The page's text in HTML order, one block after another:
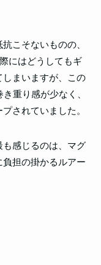
こそないものの、
にはどうしてもギ
まいますが、この
重り感が少なく、
されていました。
感じるのは、マグ
担の掛かるルアー